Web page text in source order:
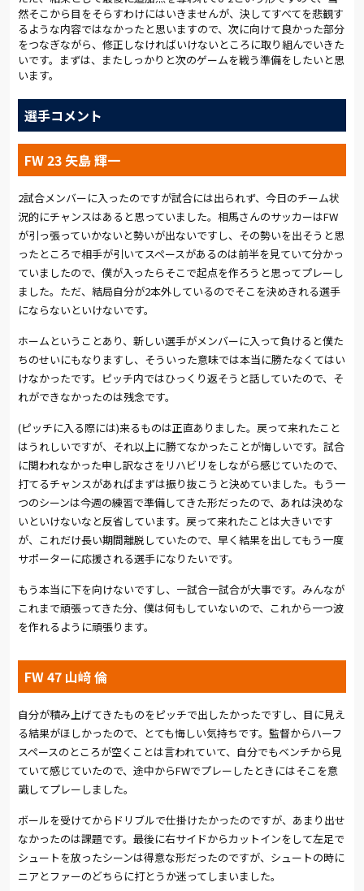
奪われた。失点直後は押し込まれたが、少しずつばん回して前
半を終えた。
後半は、相手にボールを支配されながら、プレッシングからシ
ョートカウンターを狙う展開で始まったが、57分に河田を矢島
のポストプレーから奥抜が抜け出しを図るなど、前線のターゲ
ットを素早く使って得点機を増やす意図が明確になり、63分に
も矢島輝のポストプレーから奥抜のドリブルで相手のファウル
を誘発した。64分、奥抜のプレスバックからショートカウンタ
ー。矢島輝、奥抜が続けてシュート。ツートップのエネルギー
を感じさせた。66分に矢島慎が負傷し、武田と交代。すると、
相手も前線の選手を入れ替えて勝負を決めに来た。
70分、サイドチェンジを受けた左からクロスを入れると、矢島
輝がヘディングシュート。74分には中野とデビュー戦となる山
﨑を同時に投入し、さらに攻撃のギアを上げた。前がかりにな
る中、79分に相手GKのパントキック一発で1対1まで抜け出され
る大ピンチがあったが、GK若林が左腕一本でセーブ。最終ライ
戻ってゴールをカバーした場面など、チーム全体でリスクを負い
ながらもカバーし合って戦った。しかし、目安6分のアディショ
ナルタイムに失点。それでも山﨑が右から鋭いカットインシュ
ートを繰り出すなど最後まで諦めずにゴールを狙ったが、試合
は0-2で敗戦となった。
3連勝はならず、勝点も得られなかったのは残念だ。しかし、矢
島輝の生かし方が明確になり、試合の流れを大きく変えられた
部分は次節以降につながる収穫と言える。リーグは、残り10試
合となった。次節もホームゲームで、山形と対戦する。今後も
総力戦になることは必至。最後の最後まで戦い抜き、J2残留を
決めなければならない。
(総評:平野 貴也)
然そこから目をそらすわけにはいきませんが、決してすべてを悲観す
るような内容ではなかったと思いますので、次に向けて良かった部分
をつなぎながら、修正しなければいけないところに取り組んでいきた
いです。まずは、またしっかりと次のゲームを戦う準備をしたいと思
います。
選手コメント
FW 23 矢島 輝一
2試合メンバーに入ったのですが試合には出られず、今日のチーム状
況的にチャンスはあると思っていました。相馬さんのサッカーはFW
が引っ張っていかないと勢いが出ないですし、その勢いを出そうと思
ったところで相手が引いてスペースがあるのは前半を見ていて分かっ
ていましたので、僕が入ったらそこで起点を作ろうと思ってプレーし
ました。ただ、結局自分が2本外しているのでそこを決めきれる選手
にならないといけないです。
ホームということあり、新しい選手がメンバーに入って負けると僕た
ちのせいにもなりますし、そういった意味では本当に勝たなくてはい
けなかったです。ピッチ内ではひっくり返そうと話していたので、そ
れができなかったのは残念です。
(ピッチに入る際には)来るものは正直ありました。戻って来れたこと
はうれしいですが、それ以上に勝てなかったことが悔しいです。試合
に関われなかった申し訳なさをリハビリをしながら感じていたので、
打てるチャンスがあればまずは振り抜こうと決めていました。もう一
つのシーンは今週の練習で準備してきた形だったので、あれは決めな
いといけないなと反省しています。戻って来れたことは大きいです
が、これだけ長い期間離脱していたので、早く結果を出してもう一度
サポーターに応援される選手になりたいです。
もう本当に下を向けないですし、一試合一試合が大事です。みんなが
これまで頑張ってきた分、僕は何もしていないので、これから一つ波
を作れるように頑張ります。
FW 47 山﨑 倫
自分が積み上げてきたものをピッチで出したかったですし、目に見え
る結果がほしかったので、とても悔しい気持ちです。監督からハーフ
スペースのところが空くことは言われていて、自分でもベンチから見
ていて感じていたので、途中からFWでプレーしたときにはそこを意
識してプレーしました。
ボールを受けてからドリブルで仕掛けたかったのですが、あまり出せ
なかったのは課題です。最後に右サイドからカットインをして左足で
シュートを放ったシーンは得意な形だったのですが、シュートの時に
ニアとファーのどちらに打とうか迷ってしまいました。